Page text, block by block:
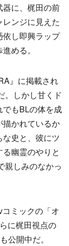
に、梶田の前
ンジに見えた
し即興ラップ
める。
』に掲載され
。しかし甘くド
でもBLの体を成
描かれているか
史と、彼にツ
幽霊のやりと
親しみのなかっ
ミックの「オ
に梶田視点の
公開中だ。